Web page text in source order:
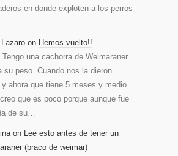
en donde exploten a los perros
Lazaro on Hemos vuelto!!
Tengo una cachorra de Weimaraner
su peso. Cuando nos la dieron
ahora que tiene 5 meses y medio
que es poco porque aunque fue
de su…
on Lee esto antes de tener un
(braco de weimar)